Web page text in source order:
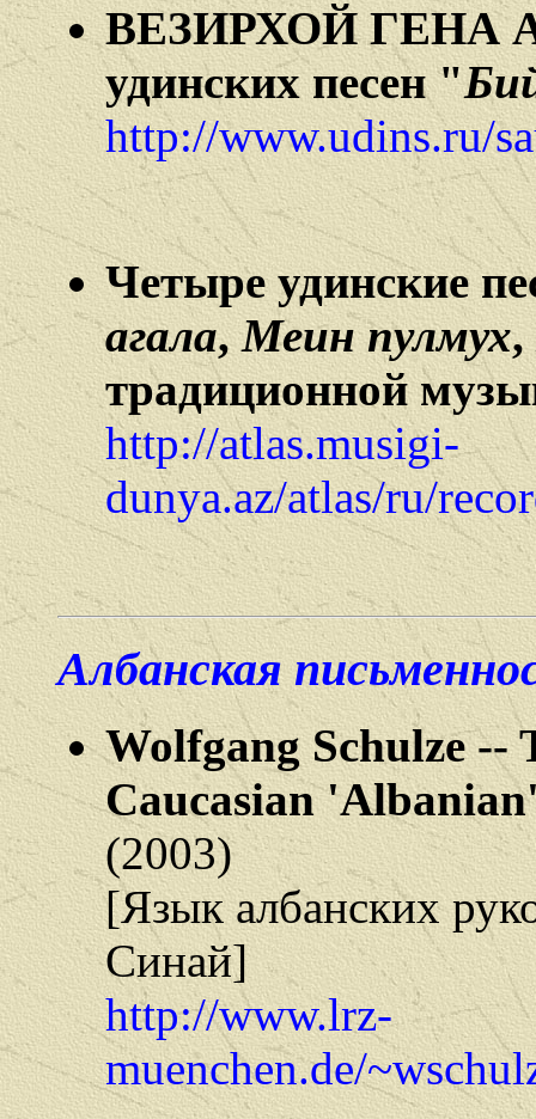
ВЕЗИРХОЙ ГЕНА
удинских песен "
http://www.udins.ru/
Четыре удинские
агала,Меин пулмух,
традиционной
http://atlas.musigi-
dunya.az/atlas/ru/
Албанская
Wolfgang Schulze--
Caucasian
(2003)
[Язык албанских
Синай]
http://www.lrz-
muenchen.de/